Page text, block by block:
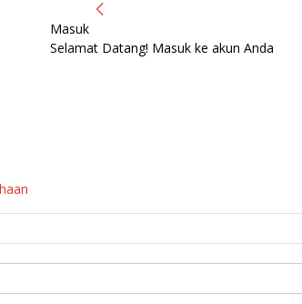
Masuk
Selamat Datang! Masuk ke akun Anda